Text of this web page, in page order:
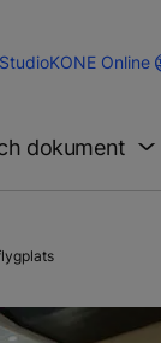
KONE Online
dokument